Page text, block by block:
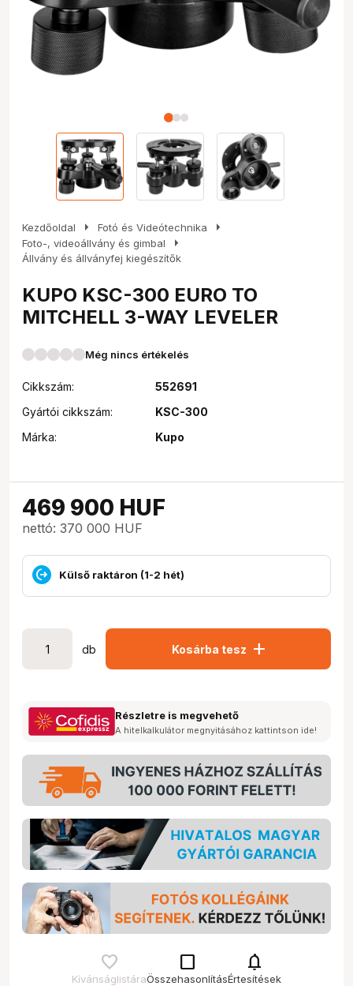
Kezdőoldal arrow_right Fotó és Videótechnika arrow_right
Foto-, videoállvány és gimbal arrow_right
Állvány és állványfej kiegészítők
KUPO KSC-300 EURO TO
MITCHELL 3-WAY LEVELER
Még nincs értékelés
Cikkszám:
552691
Gyártói cikkszám:
KSC-300
Márka:
Kupo
469 900 HUF
nettó: 370 000 HUF
Külső raktáron (1-2 hét)
db Kosárba tesz add
Részletre is megvehető
A hitelkalkulátor megnyitásához kattintson ide!
Kívánságlistára
check_box_outline_blank
Összehasonlítás
notifications
Értesítések